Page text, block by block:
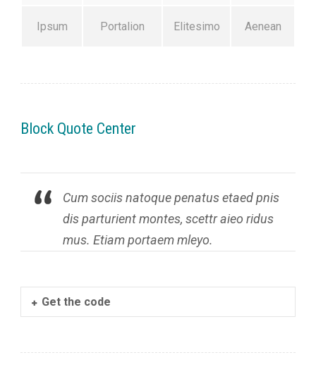
Ipsum Portalion Elitesimo Aenean
Block Quote Center
Cum sociis natoque penatus etaed pnis
dis parturient montes, scettr aieo ridus
mus. Etiam portaem mleyo.
Get the code